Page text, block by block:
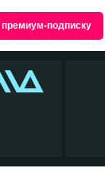
премиум-подписку